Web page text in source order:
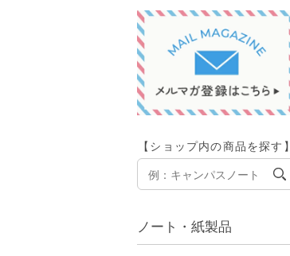
【ショップ内の商品を探す】
ノート・紙製品